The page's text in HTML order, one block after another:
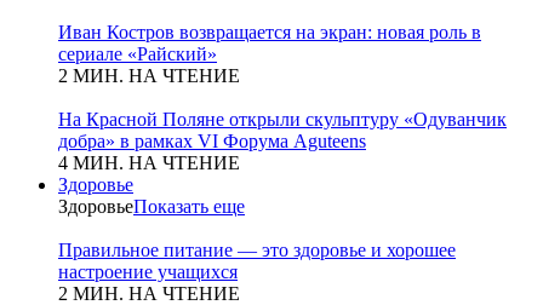
Иван Костров возвращается на экран: новая роль в
сериале «Райский»
2 МИН. НА ЧТЕНИЕ
На Красной Поляне открыли скульптуру «Одуванчик
добра» в рамках VI Форума Aguteens
4 МИН. НА ЧТЕНИЕ
Здоровье
ЗдоровьеПоказать еще
Правильное питание — это здоровье и хорошее
настроение учащихся
2 МИН. НА ЧТЕНИЕ